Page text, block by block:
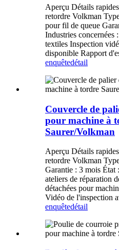
Aperçu Détails
retordre Volkman
pour fil de queue
Industries concernées
textiles Inspection
disponible Rapport
enquêtedétail
Couvercle de
pour machine à
Saurer/Volkman
Aperçu Détails
retordre Volkman
Garantie : 3 mois État
ateliers de réparation
détachées pour
Vidéo de l'inspection
enquêtedétail